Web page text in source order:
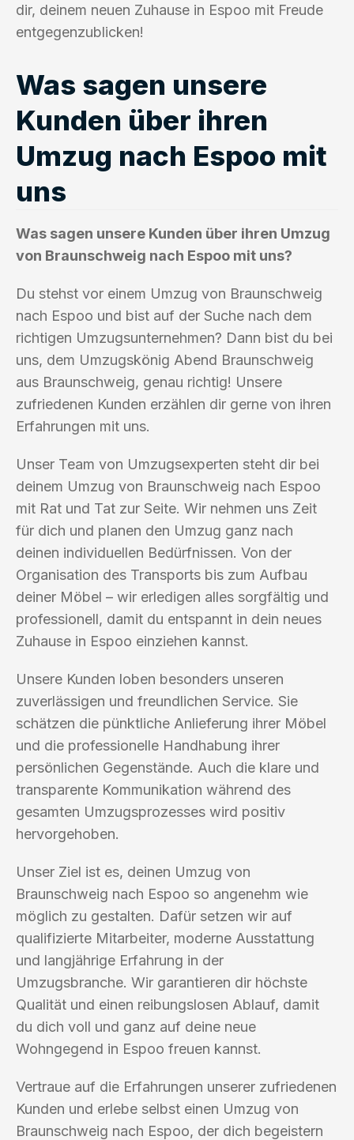
dir, deinem neuen Zuhause in Espoo mit Freude
entgegenzublicken!
Was sagen unsere
Kunden über ihren
Umzug nach Espoo mit
uns
Was sagen unsere Kunden über ihren Umzug
von Braunschweig nach Espoo mit uns?
Du stehst vor einem Umzug von Braunschweig
nach Espoo und bist auf der Suche nach dem
richtigen Umzugsunternehmen? Dann bist du bei
uns, dem Umzugskönig Abend Braunschweig
aus Braunschweig, genau richtig! Unsere
zufriedenen Kunden erzählen dir gerne von ihren
Erfahrungen mit uns.
Unser Team von Umzugsexperten steht dir bei
deinem Umzug von Braunschweig nach Espoo
mit Rat und Tat zur Seite. Wir nehmen uns Zeit
für dich und planen den Umzug ganz nach
deinen individuellen Bedürfnissen. Von der
Organisation des Transports bis zum Aufbau
deiner Möbel – wir erledigen alles sorgfältig und
professionell, damit du entspannt in dein neues
Zuhause in Espoo einziehen kannst.
Unsere Kunden loben besonders unseren
zuverlässigen und freundlichen Service. Sie
schätzen die pünktliche Anlieferung ihrer Möbel
und die professionelle Handhabung ihrer
persönlichen Gegenstände. Auch die klare und
transparente Kommunikation während des
gesamten Umzugsprozesses wird positiv
hervorgehoben.
Unser Ziel ist es, deinen Umzug von
Braunschweig nach Espoo so angenehm wie
möglich zu gestalten. Dafür setzen wir auf
qualifizierte Mitarbeiter, moderne Ausstattung
und langjährige Erfahrung in der
Umzugsbranche. Wir garantieren dir höchste
Qualität und einen reibungslosen Ablauf, damit
du dich voll und ganz auf deine neue
Wohngegend in Espoo freuen kannst.
Vertraue auf die Erfahrungen unserer zufriedenen
Kunden und erlebe selbst einen Umzug von
Braunschweig nach Espoo, der dich begeistern